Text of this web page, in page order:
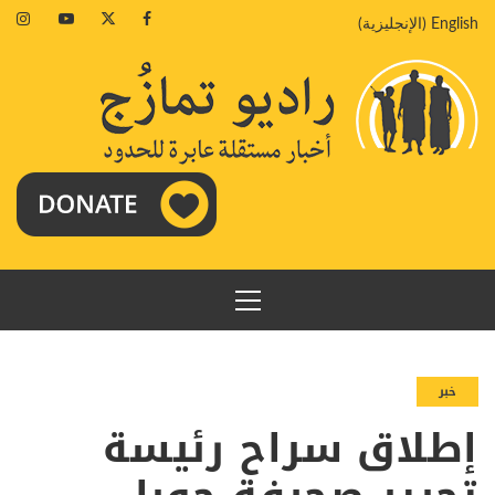
إلىEnglish
( الإنجليزية)
Facebook
Twitter
Youtube
القائمة
الرئيسية
خبر
إطلاق سراح رئيسة